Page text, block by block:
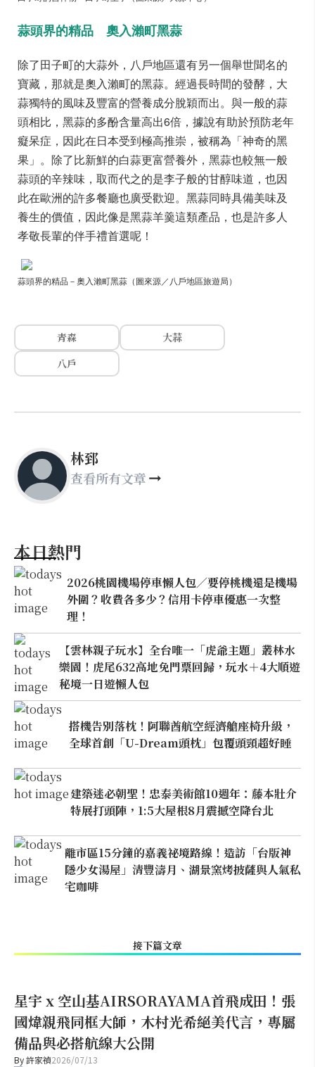
蒜頭界的精品 奧入瀨町黑蒜
除了田子町的大蒜外，八戶地區還有另一個舉世聞名的
寶藏，那就是奧入瀨町的黑蒜。經過長時間的發酵，大
蒜獨特的風味及豐富的營養成分脫穎而出。與一般的蒜
頭相比，黑蒜的多酚含量高出6倍，據說有助於預防老年
癡呆症，因此在日本受到極高推崇，被稱為「神奇的黑
果」。除了比新鮮的白蒜更富營養外，黑蒜也較無一般
蒜頭的辛辣味，取而代之的是李子般的甘醇味道，也因
此在歐洲的許多餐廳也廣受歡迎。黑蒜同時具備美味及
養生的價值，因此像是黑蒜羊羹這類產品，也是許多人
孝敬長輩的伴手禮首選呢！
蒜頭界的精品－奧入瀨町黑蒜（圖來源／八戶地區旅遊局）
青森
大蒜
八戶
林郅
查看所有文章
本日熱門
2026桃園機場停車懶人包／要停桃機還是機場
外圍？收費各多少？信用卡停車優惠一次整
理！
【雲林親子玩水】全台唯一「虎爺主題」叢林水
樂園！虎尾632高地免門票回歸，玩水＋4大順遊
秘境一日遊懶人包
搭機告別落枕！阿聯酋航空經濟艙座椅升級，
全球首創「U-Dream頭枕」包覆頭頸超好睡
建築迷必朝聖！忠泰美術館10週年：藤本壯介
特展打頭陣，1:5大屋根8月震撼空降台北
離市區15分鐘的嘉義祕境路線！造訪「台版神
隱少女湯屋」清豐濤月、湖景窯烤披薩與人氣私
宅咖啡
接下篇文章
星宇 x 空山基AIRSORAYAMA首飛成田！張
國煒親飛同框大師，木村光希絕美代言，專屬
備品與必搭航線大公開
By許家禎2026/07/13